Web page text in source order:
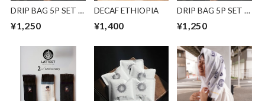
DRIP BAG 5P SET (
¥1,250
DECAF ETHIOPIA
¥1,400
DRIP BAG 5P SET (
ALEJANDRO
¥1,250